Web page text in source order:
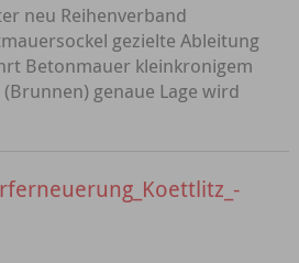
neu Reihenverband
gezielte Ableitung
Betonmauer kleinkronigem
genaue Lage wird